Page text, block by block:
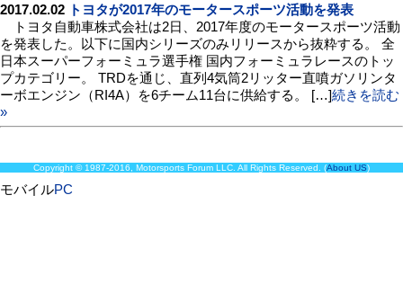
2017.02.02 トヨタが2017年のモータースポーツ活動を発表
トヨタ自動車株式会社は2日、2017年度のモータースポーツ活動
を発表した。以下に国内シリーズのみリリースから抜粋する。 全
日本スーパーフォーミュラ選手権 国内フォーミュラレースのトッ
プカテゴリー。 TRDを通じ、直列4気筒2リッター直噴ガソリンタ
ーボエンジン（RI4A）を6チーム11台に供給する。 […]続きを読む
»
Copyright © 1987-2016, Motorsports Forum LLC. All Rights Reserved. (About US)
モバイルPC